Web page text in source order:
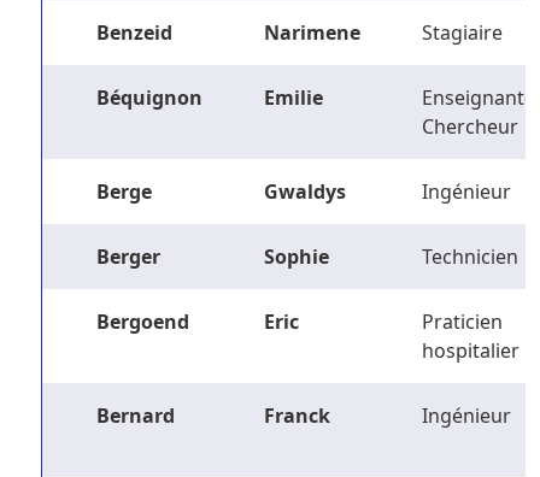
Benzeid Narimene Stagiaire
Béquignon Emilie
Enseignant-
Chercheur
Berge Gwaldys Ingénieur
Berger Sophie Technicien
Bergoend Eric
Praticien
hospitalier
Bernard Franck Ingénieur